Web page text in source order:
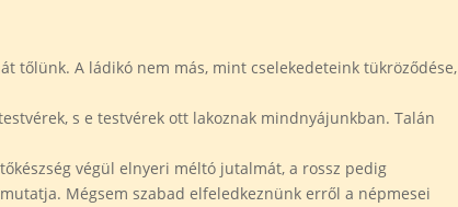
tőlünk. A ládikó nem más, mint cselekedeteink tükröződése,
s e testvérek ott lakoznak mindnyájunkban. Talán
végül elnyeri méltó jutalmát, a rossz pedig
Mégsem szabad elfeledkeznünk erről a népmesei